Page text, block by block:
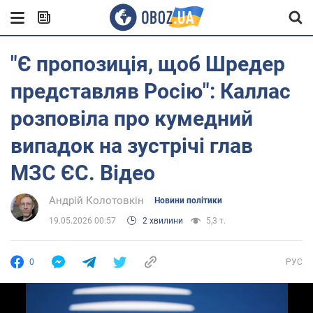
"Є пропозиція, щоб Шредер
представляв Росію": Каллас
розповіла про кумедний
випадок на зустрічі глав
МЗС ЄС. Відео
Андрій Колотовкін Новини політики
19.05.2026 00:57 2 хвилини 5,3 т.
0 РУС